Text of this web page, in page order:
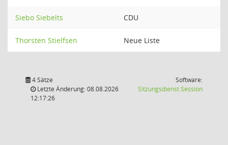
Siebo Siebelts CDU
Thorsten Stielfsen Neue Liste
4 Sätze
Letzte Änderung: 08.08.2026
12:17:26
Software:
SitzungsdienstSession(Wird in